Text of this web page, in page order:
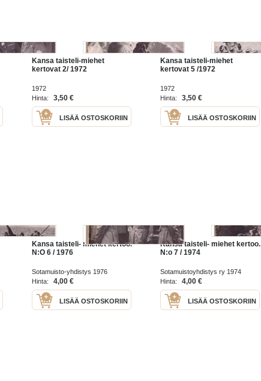
Kansa taisteli-miehet
kertovat 2/ 1972
1972
Hinta:
3,50 €
LISÄÄ OSTOSKORIIN
Kansa taisteli-miehet
kertovat 5 /1972
1972
Hinta:
3,50 €
LISÄÄ OSTOSKORIIN
Kansa taisteli- miehet kertoo.
N:O 6 / 1976
Sotamuisto-yhdistys 1976
Hinta:
4,00 €
LISÄÄ OSTOSKORIIN
Kansa taisteli- miehet kertoo.
N:o 7 / 1974
Sotamuistoyhdistys ry 1974
Hinta:
4,00 €
LISÄÄ OSTOSKORIIN